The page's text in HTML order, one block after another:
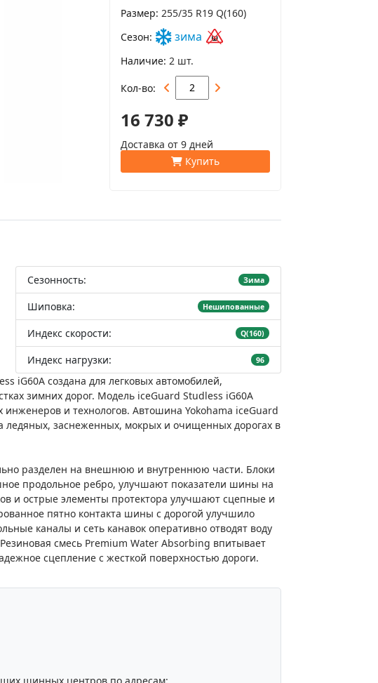
Размер 255/35 R19 Q(160)
Сезон
зима
Наличие 2 шт.
Кол-во
16 730 ₽
Доставка от 9 дней
Купить
Сезонность: Зима
Шиповка: Нешипованные
Индекс скорости: Q(160)
Индекс нагрузки: 96
iG60A создана для легковых автомобилей,
зимних дорог. Модель iceGuard Studless iG60A
и технологов. Автошина Yokohama iceGuard
ледяных, заснеженных, мокрых и очищенных дорогах в
разделен на внешнюю и внутреннюю части. Блоки
продольное ребро, улучшают показатели шины на
и острые элементы протектора улучшают сцепные и
пятно контакта шины с дорогой улучшило
каналы и сеть канавок оперативно отводят воду
смесь Premium Water Absorbing впитывает
сцепление с жесткой поверхностью дороги.